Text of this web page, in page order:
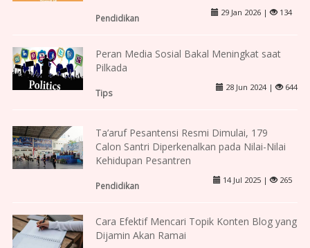
Pendidikan
29 Jan 2026 | 134
Peran Media Sosial Bakal Meningkat saat
Pilkada
Tips
28 Jun 2024 | 644
Ta’aruf Pesantensi Resmi Dimulai, 179
Calon Santri Diperkenalkan pada Nilai-Nilai
Kehidupan Pesantren
Pendidikan
14 Jul 2025 | 265
Cara Efektif Mencari Topik Konten Blog yang
Dijamin Akan Ramai